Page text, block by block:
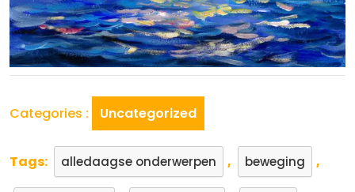
Categories : Uncategorized
Tags: alledaagse onderwerpen , beweging ,